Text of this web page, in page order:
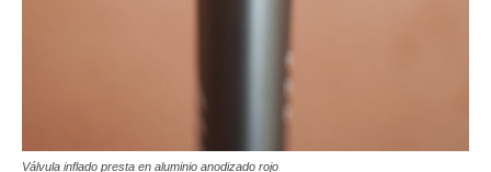
Válvula inflado presta en aluminio anodizado rojo